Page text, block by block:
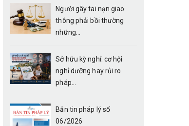
Người gây tai nạn giao
thông phải bồi thường
những...
Sở hữu kỳ nghỉ: cơ hội
nghỉ dưỡng hay rủi ro
pháp...
Bản tin pháp lý số
06/2026